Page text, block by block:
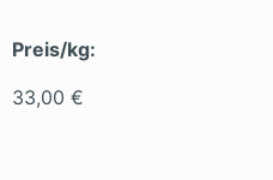
Preis/kg:
33,00 €